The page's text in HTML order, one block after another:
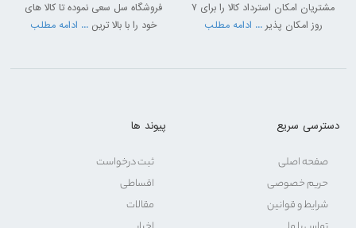
مشتریان امکان استرداد کالا را برای 7
روز امکان پذیر... ادامه مطلب
فروشگاه سل سعی نموده تا کالا های
خود را با بالا ترین ... ادامه مطلب
دسترسی سریع
صفحه اصلی
حریم خصوصی
شرایط و قوانین
پیوند ها
ثبت درخواست
اقساطی
مقالات